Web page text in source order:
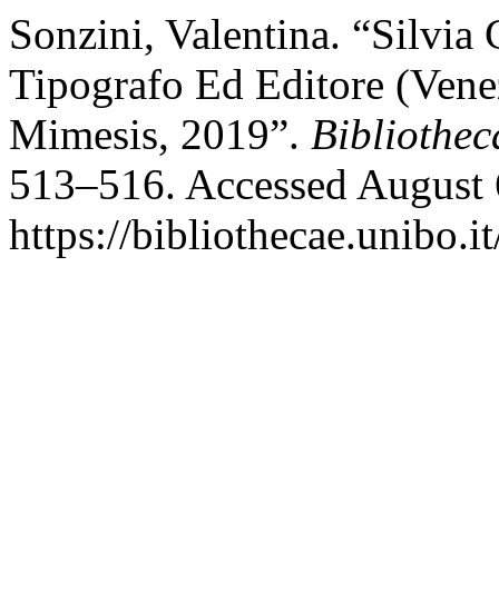
Sonzini, Valentina. “Silvia
Tipografo Ed Editore
Mimesis, 2019”.
513–516. Accessed
https://